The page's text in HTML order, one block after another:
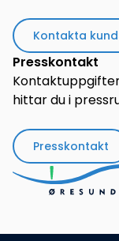
Kontakta
Presskontakt
hittar du i
Presskontakt